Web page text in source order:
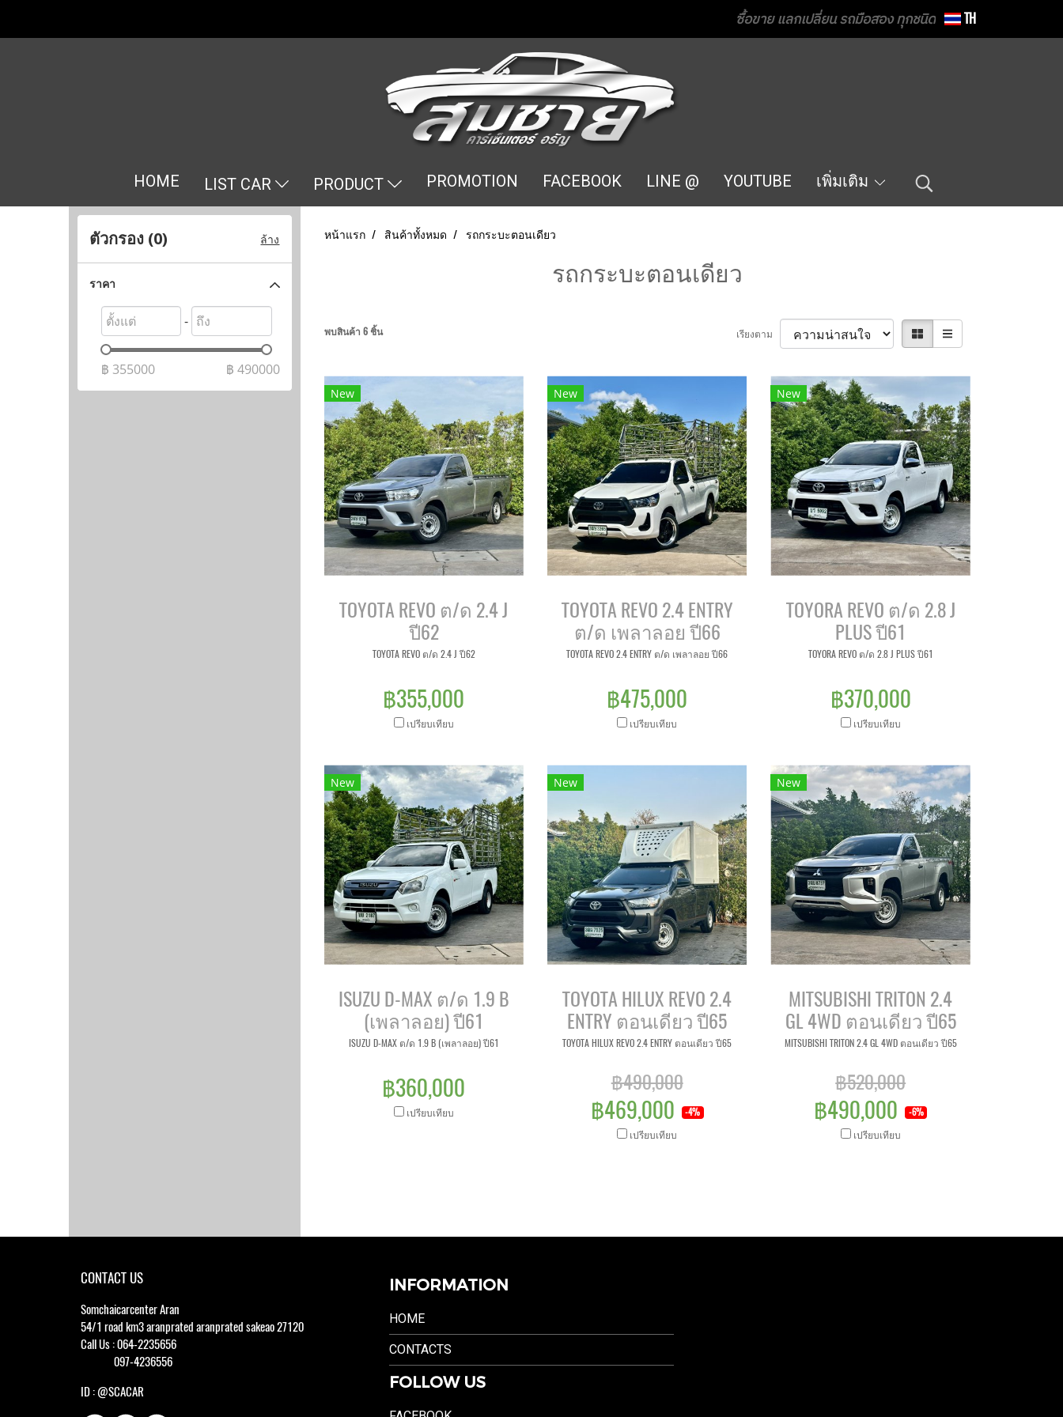
ซื้อขาย แลกเปลี่ยน รถมือสอง ทุกชนิด TH
HOME LIST CAR PRODUCT PROMOTION FACEBOOK LINE @ YOUTUBE เพิ่มเติม
หน้าแรก สินค้าทั้งหมด รถกระบะตอนเดียว
รถกระบะตอนเดียว
พบสินค้า 6 ชิ้น เรียงตาม
New
TOYOTA REVO ต/ด 2.4 J
ปี62
TOYOTA REVO ต/ด 2.4 J ปี62
฿355,000
เปรียบเทียบ
New
TOYOTA REVO 2.4 ENTRY
ต/ด เพลาลอย ปี66
TOYOTA REVO 2.4 ENTRY ต/ด เพลาลอย ปี66
฿475,000
เปรียบเทียบ
New
TOYORA REVO ต/ด 2.8 J
PLUS ปี61
TOYORA REVO ต/ด 2.8 J PLUS ปี61
฿370,000
เปรียบเทียบ
New
ISUZU D-MAX ต/ด 1.9 B
(เพลาลอย) ปี61
ISUZU D-MAX ต/ด 1.9 B (เพลาลอย) ปี61
฿360,000
เปรียบเทียบ
New
TOYOTA HILUX REVO 2.4
ENTRY ตอนเดียว ปี65
TOYOTA HILUX REVO 2.4 ENTRY ตอนเดียว ปี65
฿490,000
฿469,000 -4%
เปรียบเทียบ
New
MITSUBISHI TRITON 2.4
GL 4WD ตอนเดียว ปี65
MITSUBISHI TRITON 2.4 GL 4WD ตอนเดียว ปี65
฿520,000
฿490,000 -6%
เปรียบเทียบ
ตัวกรอง (0) ล้าง
ราคา
-
฿ 355000 ฿ 490000
CONTACT US
Somchaicarcenter Aran
54/1 road km3 aranprated aranprated sakeao 27120
Call Us : 064-2235656
097-4236556
ID : @SCACAR
INFORMATION
HOME
CONTACTS
FOLLOW US